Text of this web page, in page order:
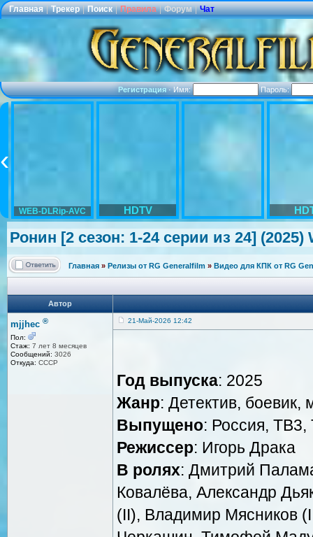
Главная | Трекер | Поиск | Правила | Форум | Чат
Регистрация·Имя: Пароль:
WEB-DLRip-AVC HDTV
Ронин [2 сезон: 1-24 серии из 24]
Главная » Релизы от RG Generalfilm » Видео для КПК от RG
Автор
mjjhec ®
Пол:
Стаж: 7 лет 8 месяцев
Сообщений: 3026
Откуда: СССР
21-Май-2026 12:42
Год выпуска: 2025
Жанр: Детектив, боевик,
Выпущено: Россия,
Режиссер: Игорь Драка
В ролях: Дмитрий
Ковалёва, Александр
(II), Владимир Мясников